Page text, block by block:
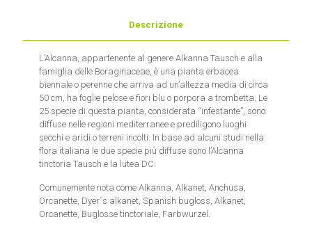
Descrizione
L’Alcanna, appartenente al genere Alkanna Tausch e alla
famiglia delle Boraginaceae, è una pianta erbacea
biennale o perenne che arriva ad un’altezza media di circa
50 cm, ha foglie pelose e fiori blu o porpora a trombetta. Le
25 specie di questa pianta, considerata “infestante”, sono
diffuse nelle regioni mediterranee e prediligono luoghi
secchi e aridi o terreni incolti. In base ad alcuni studi nella
flora italiana le due specie più diffuse sono l’Alcanna
tinctoria Tausch e la lutea DC.
Comunemente nota come Alkanna, Alkanet, Anchusa,
Orcanette, Dyer´s alkanet, Spanish bugloss, Alkanet,
Orcanette, Buglosse tinctoriale, Farbwurzel.